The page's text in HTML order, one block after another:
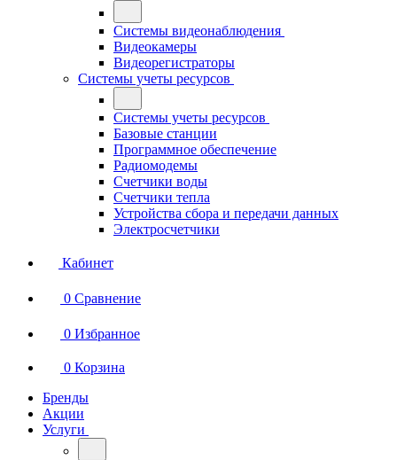
Системы видеонаблюдения
Видеокамеры
Видеорегистраторы
Системы учеты ресурсов
Системы учеты ресурсов
Базовые станции
Программное обеспечение
Радиомодемы
Счетчики воды
Счетчики тепла
Устройства сбора и передачи данных
Электросчетчики
Кабинет
0 Сравнение
0 Избранное
0 Корзина
Бренды
Акции
Услуги